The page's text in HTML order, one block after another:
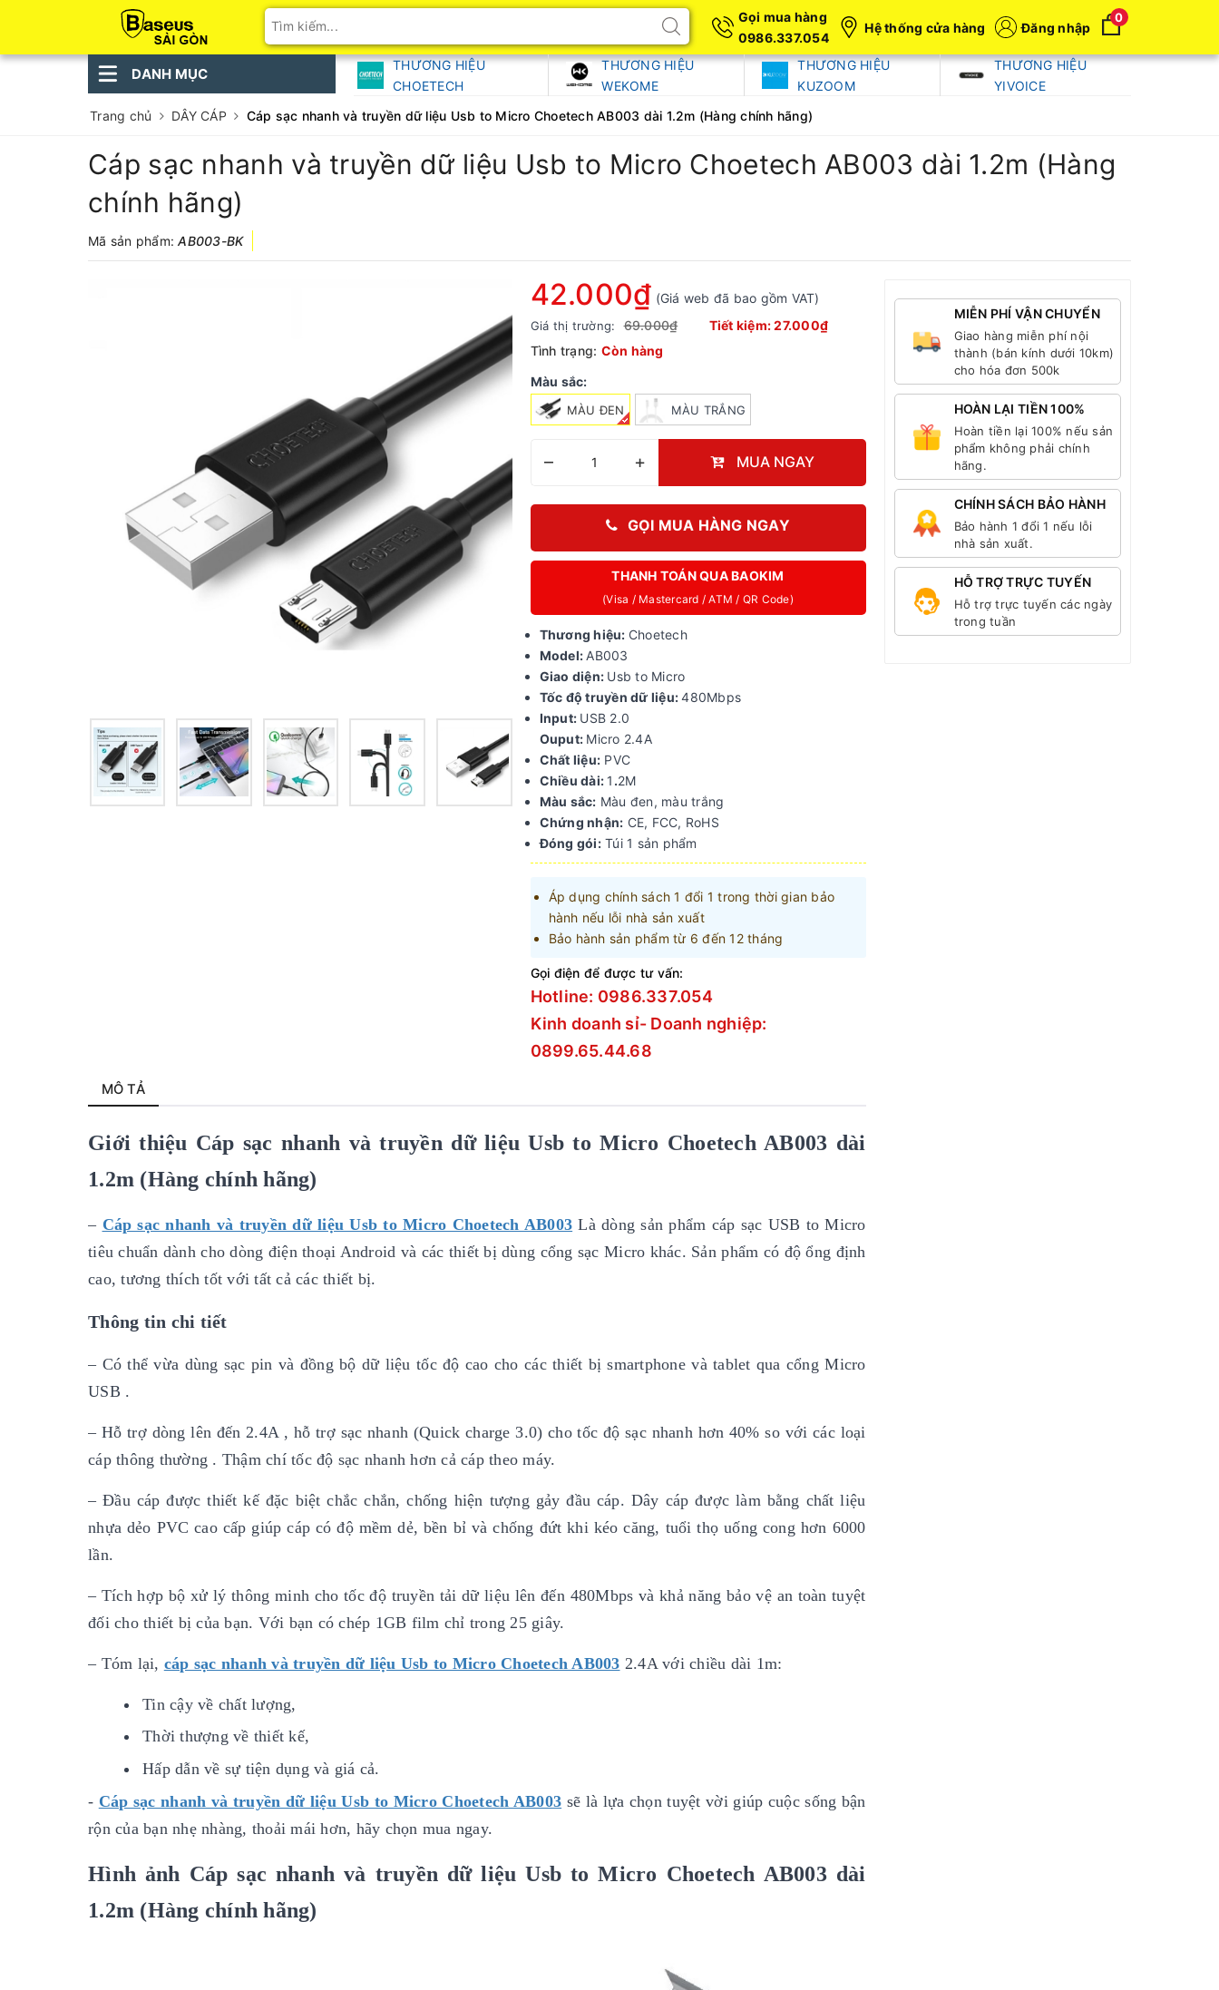
Gọi mua hàng
0986.337.054
Hệ thống cửa hàng Đăng nhập
0
DANH MỤC
THƯƠNG HIỆU
CHOETECH
THƯƠNG HIỆU
WEKOME
THƯƠNG HIỆU
KUZOOM
THƯƠNG HIỆU
YIVOICE
Trang chủ
DÂY CÁP Cáp sạc nhanh và truyền dữ liệu Usb to Micro Choetech AB003 dài 1.2m (Hàng chính hãng)
Cáp sạc nhanh và truyền dữ liệu Usb to Micro Choetech AB003 dài 1.2m (Hàng
chính hãng)
Mã sản phẩm:AB003-BK
42.000₫ (Giá web đã bao gồm VAT)
Giá thị trường: 69.000₫ Tiết kiệm:27.000₫
Tình trạng: Còn hàng
Màu sắc:
MÀU ĐEN MÀU TRẮNG
– + MUA NGAY
GỌI MUA HÀNG NGAY
THANH TOÁN QUA BAOKIM
(Visa / Mastercard / ATM / QR Code)
Thương hiệu: Choetech
Model: AB003
Giao diện: Usb to Micro
Tốc độ truyền dữ liệu:480Mbps
Input: USB 2.0
Ouput: Micro 2.4A
Chất liệu: PVC
Chiều dài: 1 .2M
Màu sắc: Màu đen, màu trắng
Chứng nhận: CE, FCC, RoHS
Đóng gói:Túi 1 sản phẩm
Áp dụng chính sách 1 đổi 1 trong thời gian bảo
hành nếu lỗi nhà sản xuất
Bảo hành sản phẩm từ 6 đến 12 tháng
Gọi điện để được tư vấn:
Hotline: 0986.337.054
Kinh doanh sỉ- Doanh nghiệp:
0899.65.44.68
MIỄN PHÍ VẬN CHUYỂN
Giao hàng miễn phí nội
thành (bán kính dưới 10km)
cho hóa đơn 500k
HOÀN LẠI TIỀN 100%
Hoàn tiền lại 100% nếu sản
phẩm không phải chính
hãng.
CHÍNH SÁCH BẢO HÀNH
Bảo hành 1 đổi 1 nếu lỗi
nhà sản xuất.
HỖ TRỢ TRỰC TUYẾN
Hỗ trợ trực tuyến các ngày
trong tuần
MÔ TẢ
Giới thiệu Cáp sạc nhanh và truyền dữ liệu Usb to Micro Choetech AB003 dài
1.2m (Hàng chính hãng)
– Cáp sạc nhanh và truyền dữ liệu Usb to Micro Choetech AB003 Là dòng sản phẩm cáp sạc USB to Micro
tiêu chuẩn dành cho dòng điện thoại Android và các thiết bị dùng cổng sạc Micro khác. Sản phẩm có độ ổng định
cao, tương thích tốt với tất cả các thiết bị.
Thông tin chi tiết
– Có thể vừa dùng sạc pin và đồng bộ dữ liệu tốc độ cao cho các thiết bị smartphone và tablet qua cổng Micro
USB .
– Hỗ trợ dòng lên đến 2.4A , hỗ trợ sạc nhanh (Quick charge 3.0) cho tốc độ sạc nhanh hơn 40% so với các loại
cáp thông thường . Thậm chí tốc độ sạc nhanh hơn cả cáp theo máy.
– Đầu cáp được thiết kế đặc biệt chắc chắn, chống hiện tượng gảy đầu cáp. Dây cáp được làm bằng chất liệu
nhựa dẻo PVC cao cấp giúp cáp có độ mềm dẻ, bền bỉ và chống đứt khi kéo căng, tuổi thọ uống cong hơn 6000
lần.
– Tích hợp bộ xử lý thông minh cho tốc độ truyền tải dữ liệu lên đến 480Mbps và khả năng bảo vệ an toàn tuyệt
đối cho thiết bị của bạn. Với bạn có chép 1GB film chỉ trong 25 giây.
– Tóm lại, cáp sạc nhanh và truyền dữ liệu Usb to Micro Choetech AB003 2.4A với chiều dài 1m:
Tin cậy về chất lượng,
Thời thượng về thiết kế,
Hấp dẫn về sự tiện dụng và giá cả.
- Cáp sạc nhanh và truyền dữ liệu Usb to Micro Choetech AB003 sẽ là lựa chọn tuyệt vời giúp cuộc sống bận
rộn của bạn nhẹ nhàng, thoải mái hơn, hãy chọn mua ngay.
Hình ảnh Cáp sạc nhanh và truyền dữ liệu Usb to Micro Choetech AB003 dài
1.2m (Hàng chính hãng)